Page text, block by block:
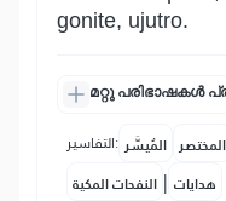
gonite, ujutro.
മറ്റു പരിഭാഷകൾ
التفاسير: المُيسَّر المختصر
النفحات المكية | هدايات